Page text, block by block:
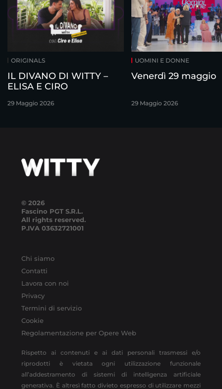
ORIGINALS
IL DIVANO DI WITTY –
ELISA E CIRO
29 Maggio 2026
UOMINI E DONNE
Venerdì 29 maggio
29 Maggio 2026
© 2026
Fascino PGT S.R.L.
All rights reserved.
P.IVA 03632721001
Chi siamo
Contatti
Lavora con noi
Privacy
Termini di servizio
Cookie
Regolamentazione per Opere Web
Rispetto ai contenuti e ai dati personali trasmessi e/o
riprodotti è vietata ogni utilizzazione funzionale
all’addestramento di sistemi di intelligenza artificiale
generativa. È altresì fatto divieto espresso di utilizzare mezzi